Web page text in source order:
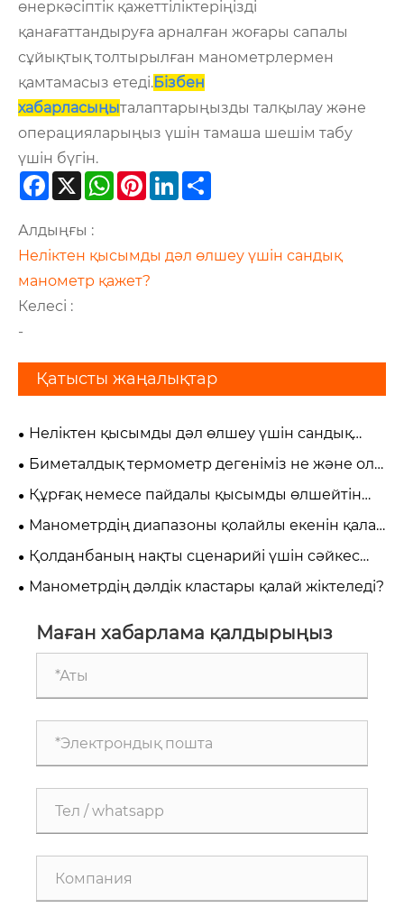
өнеркәсіптік қажеттіліктеріңізді
қанағаттандыруға арналған жоғары сапалы
сұйықтық толтырылған манометрлермен
қамтамасыз етеді.Бізбен
хабарласыңыталаптарыңызды талқылау және
операцияларыңыз үшін тамаша шешім табу
үшін бүгін.
Facebook
X WhatsApp
PinterestLinkedIn
Алдыңғы :
Неліктен қысымды дәл өлшеу үшін сандық
манометр қажет?
Келесі :
-
Қатысты жаңалықтар
Неліктен қысымды дәл өлшеу үшін сандық
манометр қажет?
Биметалдық термометр дегеніміз не және ол
өнеркәсіптік температураны өлшеу үшін
неліктен маңызды?
Құрғақ немесе пайдалы қысымды өлшейтін
құрал: инженерлер мен сатып алушылар үшін
маңызды білім
Манометрдің диапазоны қолайлы екенін қалай
анықтауға болады?
Қолданбаның нақты сценарийі үшін сәйкес
манометрдің дәлдік класын қалай таңдауға
Манометрдің дәлдік кластары қалай жіктеледі?
Маған хабарлама қалдырыңыз